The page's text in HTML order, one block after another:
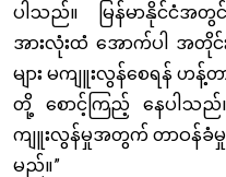
ပါသည်။ မြန်မာနိုင်ငံအတွ
အားလုံးထံ အောက်ပါ အတိုင်
များ မကျူးလွန်စေရန် ဟန့်
တို့ စောင့်ကြည့် နေပါသည်
ကျူးလွန်မှုအတွက် တာဝန်ခံမှုရှိ
မည်။”